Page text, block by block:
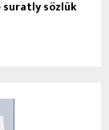
suratly sözlük